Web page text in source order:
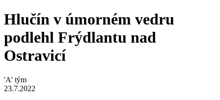
Hlučín v úmorném vedru
podlehl Frýdlantu nad
Ostravicí
'A' tým
23.7.2022